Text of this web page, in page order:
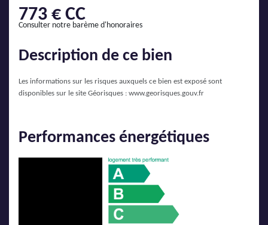
773 € CC
Consulter notre barème d'honoraires
Description de ce bien
Les informations sur les risques auxquels ce bien est exposé sont
disponibles sur le site Géorisques : www.georisques.gouv.fr
Performances énergétiques